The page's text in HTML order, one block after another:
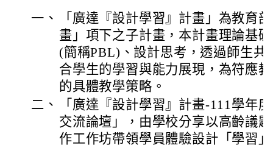
一、
「廣達『設計學習』計畫」為教育
畫」項下之子計畫，本計畫理論基
(簡稱PBL)、設計思考，透過師生共
合學生的學習與能力展現，為符應
的具體教學策略。
二、
「廣達『設計學習』計畫-111學年
交流論壇」，由學校分享以高齡議
作工作坊帶領學員體驗設計「學習